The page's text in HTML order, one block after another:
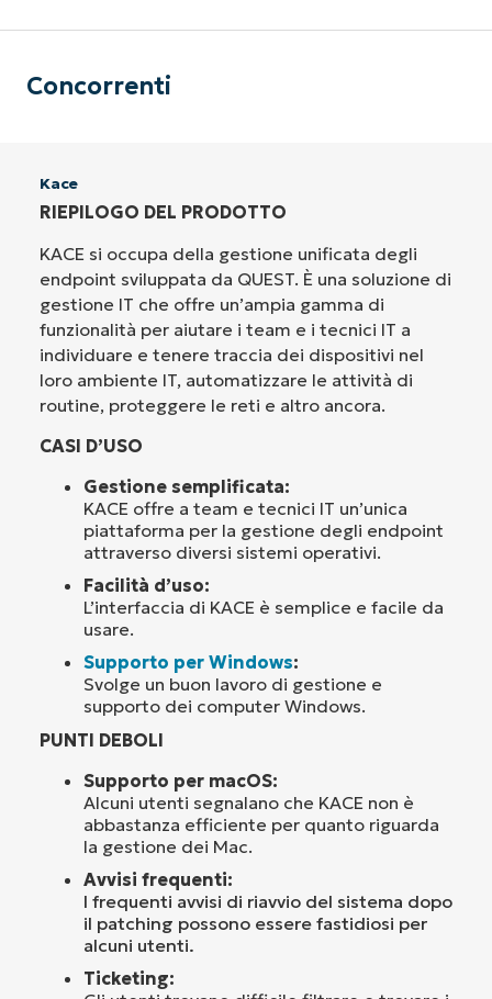
Concorrenti
Kace
RIEPILOGO DEL PRODOTTO
KACE si occupa della gestione unificata degli
endpoint sviluppata da QUEST. È una soluzione di
gestione IT che offre un’ampia gamma di
funzionalità per aiutare i team e i tecnici IT a
individuare e tenere traccia dei dispositivi nel
loro ambiente IT, automatizzare le attività di
routine, proteggere le reti e altro ancora.
CASI D’USO
Gestione semplificata:
KACE offre a team e tecnici IT un’unica
piattaforma per la gestione degli endpoint
attraverso diversi sistemi operativi.
Facilità d’uso:
L’interfaccia di KACE è semplice e facile da
usare.
Supporto per Windows:
Svolge un buon lavoro di gestione e
supporto dei computer Windows.
PUNTI DEBOLI
Supporto per macOS:
Alcuni utenti segnalano che KACE non è
abbastanza efficiente per quanto riguarda
la gestione dei Mac.
Avvisi frequenti:
I frequenti avvisi di riavvio del sistema dopo
il patching possono essere fastidiosi per
alcuni utenti.
Ticketing: